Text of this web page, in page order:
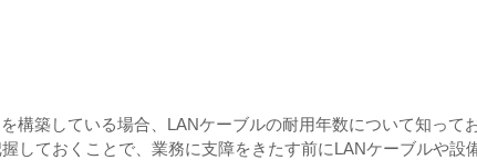
構築している場合、LANケーブルの耐用年数について知って
しておくことで、業務に支障をきたす前にLANケーブルや設